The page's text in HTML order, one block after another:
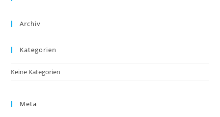
Archiv
Kategorien
Keine Kategorien
Meta